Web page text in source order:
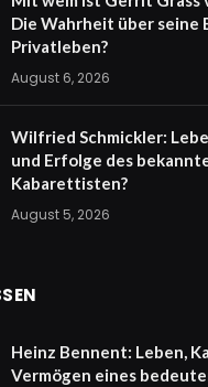
Die Wahrheit über seine
Privatleben?
August 6, 2026
Wilfried Schmickler:
und Erfolge des
Kabarettisten?
August 5, 2026
Heinz Bennent: Leben,
Vermögen eines